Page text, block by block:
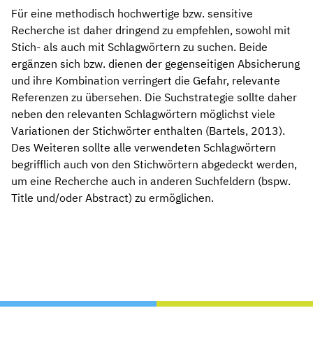
Für eine methodisch hochwertige bzw. sensitive
Recherche ist daher dringend zu empfehlen, sowohl mit
Stich- als auch mit Schlagwörtern zu suchen. Beide
ergänzen sich bzw. dienen der gegenseitigen Absicherung
und ihre Kombination verringert die Gefahr, relevante
Referenzen zu übersehen. Die Suchstrategie sollte daher
neben den relevanten Schlagwörtern möglichst viele
Variationen der Stichwörter enthalten (Bartels, 2013).
Des Weiteren sollte alle verwendeten Schlagwörtern
begrifflich auch von den Stichwörtern abgedeckt werden,
um eine Recherche auch in anderen Suchfeldern (bspw.
Title und/oder Abstract) zu ermöglichen.